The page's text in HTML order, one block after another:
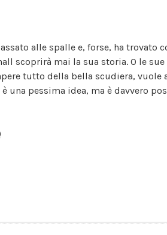
alle spalle e, forse, ha trovato
scoprirà mai la sua storia. O le
tutto della bella scudiera, vuole
una pessima idea, ma è davvero